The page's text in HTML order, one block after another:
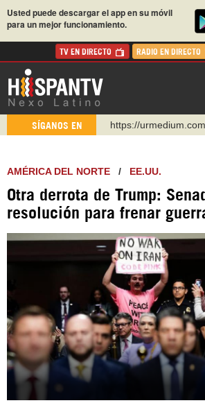
Usted puede descargar el app en su móvil
para un mejor funcionamiento.
TV EN DIRECTO RADIO EN DIRECTO
SÍGANOS EN
https://
Instagram como:
https://
https://
https://t.me/
AMÉRICA DEL NORTE / EE.UU.
Otra derrota de Trump:
resolución para frenar